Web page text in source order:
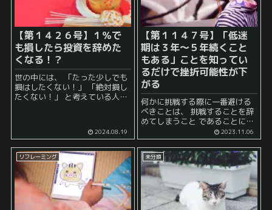
【第１４２６号】１％で
も損したら投資を辞めた
くなる！？
世の中には、 「たった少しでも
損はしたくない！」 「絶対損し
たくない！」 と考えている人が
2024.08.19
【第１１４７号】「低迷
期は３年～５年続くこと
もある」ことを知ってい
るだけで挫折可能性が下
がる
何かに挑戦する際に一番避ける
べきことは、 挑戦することを辞
めてしまうこと であることにき
っと異論はないでしょう。 しか
し、実際には 「もう無理」 と挫
折してしまう人も多いです。 こ
のような人たちが一つ知...
2023.11.06
リフレーミング 未分類